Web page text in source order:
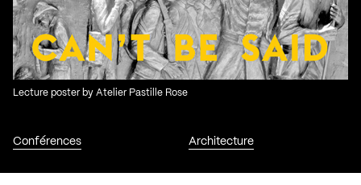
Conférences Architecture
Lecture poster by Atelier Pastille Rose